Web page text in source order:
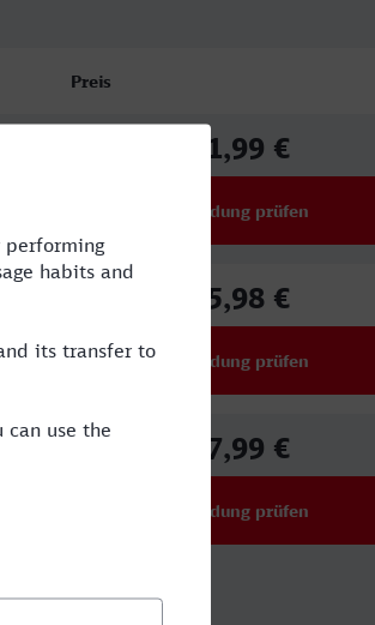
Preis
61,99 €
Verbindung prüfen
65,98 €
Verbindung prüfen
27,99 €
Verbindung prüfen